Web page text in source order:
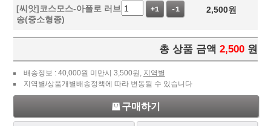
[씨앗]코스모스-아폴로 러브
송(중소형종)
+1 -1 2,500원
총 상품 금액 2,500 원
배송정보 : 40,000원 미만시 3,500원, 지역별
지역별/상품개별배송정책에 따라 변동될 수 있습니다
구매하기